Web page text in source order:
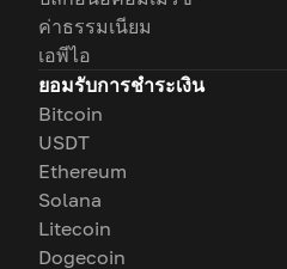
ค่าธรรมเนียม
เอพีไอ
ยอมรับการชำระเงิน
Bitcoin
USDT
Ethereum
Solana
Litecoin
Dogecoin